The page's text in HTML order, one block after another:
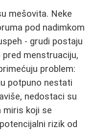
mešovita. Neke
pod nadimkom
- grudi postaju
menstruaciju,
problem:
potpuno nestati
nedostaci su
miris koji se
rizik od